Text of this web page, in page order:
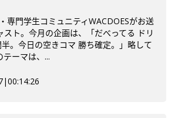
専門学生コミュニティWACDOESがお送
スト。今月の企画は、「だべってる ドリ
。今日の空きコマ 勝ち確定。」略して
ーマは、...
|00:14:26